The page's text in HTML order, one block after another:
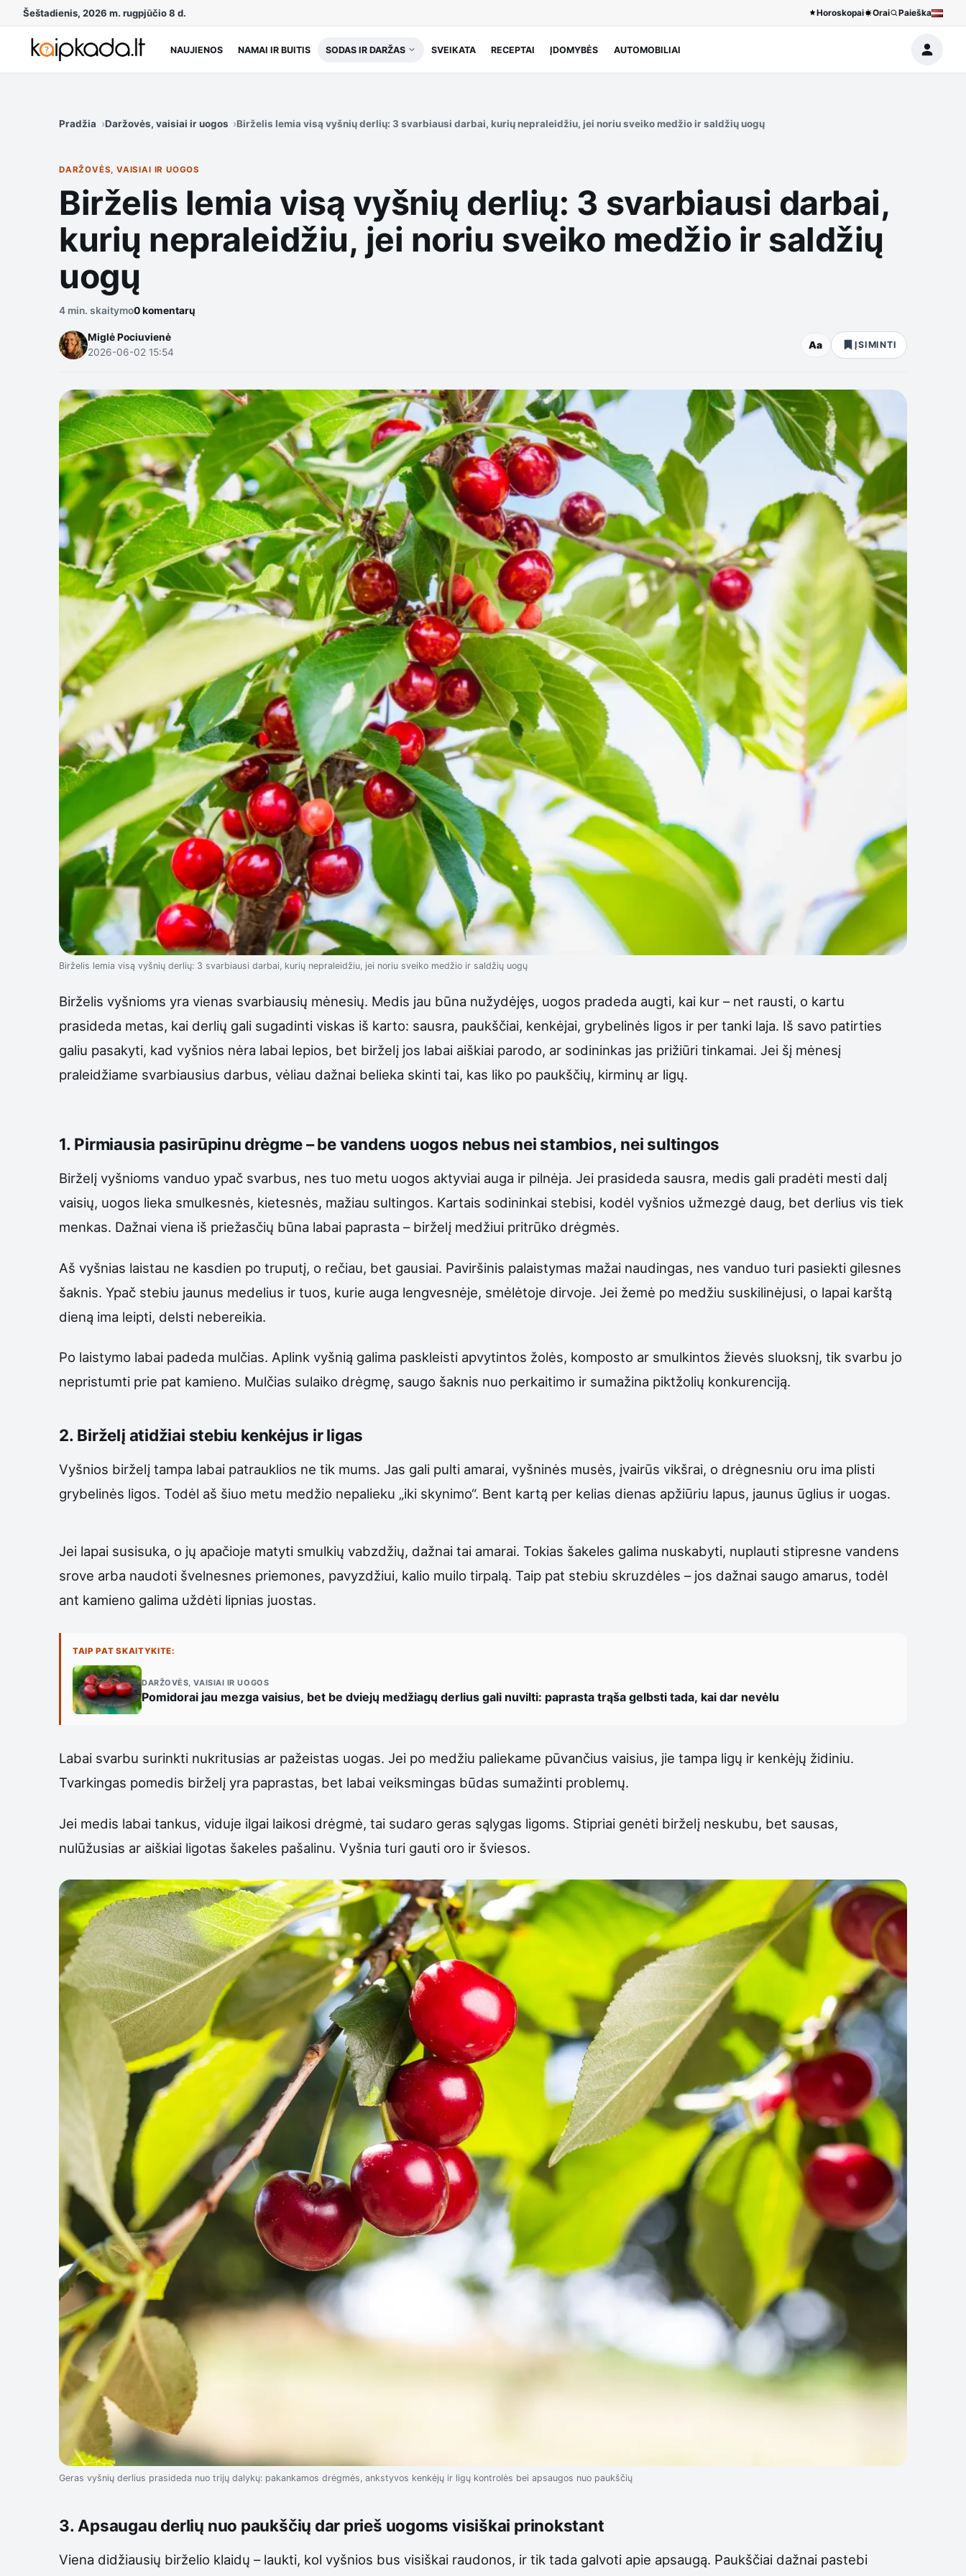
Šeštadienis, 2026 m. rugpjūčio 8 d. Horoskopai Orai Paieška
NAUJIENOS NAMAI IR BUITIS SODAS IR DARŽAS SVEIKATA RECEPTAI ĮDOMYBĖS AUTOMOBILIAI
Pradžia Daržovės, vaisiai ir uogos Birželis lemia visą vyšnių derlių: 3 svarbiausi darbai, kurių nepraleidžiu, jei noriu sveiko medžio ir saldžių uogų
DARŽOVĖS, VAISIAI IR UOGOS
Birželis lemia visą vyšnių derlių: 3 svarbiausi darbai,
kurių nepraleidžiu, jei noriu sveiko medžio ir saldžių
uogų
4 min. skaitymo0 komentarų
Miglė Pociuvienė
2026-06-02 15:54
Aa ĮSIMINTI
Birželis lemia visą vyšnių derlių: 3 svarbiausi darbai, kurių nepraleidžiu, jei noriu sveiko medžio ir saldžių uogų
Birželis vyšnioms yra vienas svarbiausių mėnesių. Medis jau būna nužydėjęs, uogos pradeda augti, kai kur – net rausti, o kartu
prasideda metas, kai derlių gali sugadinti viskas iš karto: sausra, paukščiai, kenkėjai, grybelinės ligos ir per tanki laja. Iš savo patirties
galiu pasakyti, kad vyšnios nėra labai lepios, bet birželį jos labai aiškiai parodo, ar sodininkas jas prižiūri tinkamai. Jei šį mėnesį
praleidžiame svarbiausius darbus, vėliau dažnai belieka skinti tai, kas liko po paukščių, kirminų ar ligų.
1. Pirmiausia pasirūpinu drėgme – be vandens uogos nebus nei stambios, nei sultingos
Birželį vyšnioms vanduo ypač svarbus, nes tuo metu uogos aktyviai auga ir pilnėja. Jei prasideda sausra, medis gali pradėti mesti dalį
vaisių, uogos lieka smulkesnės, kietesnės, mažiau sultingos. Kartais sodininkai stebisi, kodėl vyšnios užmezgė daug, bet derlius vis tiek
menkas. Dažnai viena iš priežasčių būna labai paprasta – birželį medžiui pritrūko drėgmės.
Aš vyšnias laistau ne kasdien po truputį, o rečiau, bet gausiai. Paviršinis palaistymas mažai naudingas, nes vanduo turi pasiekti gilesnes
šaknis. Ypač stebiu jaunus medelius ir tuos, kurie auga lengvesnėje, smėlėtoje dirvoje. Jei žemė po medžiu suskilinėjusi, o lapai karštą
dieną ima leipti, delsti nebereikia.
Po laistymo labai padeda mulčias. Aplink vyšnią galima paskleisti apvytintos žolės, komposto ar smulkintos žievės sluoksnį, tik svarbu jo
nepristumti prie pat kamieno. Mulčias sulaiko drėgmę, saugo šaknis nuo perkaitimo ir sumažina piktžolių konkurenciją.
2. Birželį atidžiai stebiu kenkėjus ir ligas
Vyšnios birželį tampa labai patrauklios ne tik mums. Jas gali pulti amarai, vyšninės musės, įvairūs vikšrai, o drėgnesniu oru ima plisti
grybelinės ligos. Todėl aš šiuo metu medžio nepalieku „iki skynimo“. Bent kartą per kelias dienas apžiūriu lapus, jaunus ūglius ir uogas.
Jei lapai susisuka, o jų apačioje matyti smulkių vabzdžių, dažnai tai amarai. Tokias šakeles galima nuskabyti, nuplauti stipresne vandens
srove arba naudoti švelnesnes priemones, pavyzdžiui, kalio muilo tirpalą. Taip pat stebiu skruzdėles – jos dažnai saugo amarus, todėl
ant kamieno galima uždėti lipnias juostas.
TAIP PAT SKAITYKITE:
DARŽOVĖS, VAISIAI IR UOGOS
Pomidorai jau mezga vaisius, bet be dviejų medžiagų derlius gali nuvilti: paprasta trąša gelbsti tada, kai dar nevėlu
Labai svarbu surinkti nukritusias ar pažeistas uogas. Jei po medžiu paliekame pūvančius vaisius, jie tampa ligų ir kenkėjų židiniu.
Tvarkingas pomedis birželį yra paprastas, bet labai veiksmingas būdas sumažinti problemų.
Jei medis labai tankus, viduje ilgai laikosi drėgmė, tai sudaro geras sąlygas ligoms. Stipriai genėti birželį neskubu, bet sausas,
nulūžusias ar aiškiai ligotas šakeles pašalinu. Vyšnia turi gauti oro ir šviesos.
Geras vyšnių derlius prasideda nuo trijų dalykų: pakankamos drėgmės, ankstyvos kenkėjų ir ligų kontrolės bei apsaugos nuo paukščių
3. Apsaugau derlių nuo paukščių dar prieš uogoms visiškai prinokstant
Viena didžiausių birželio klaidų – laukti, kol vyšnios bus visiškai raudonos, ir tik tada galvoti apie apsaugą. Paukščiai dažnai pastebi